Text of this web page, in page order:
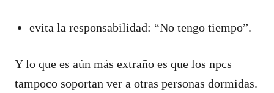
evita la responsabilidad: “No tengo tiempo”.
Y lo que es aún más extraño es que los npcs
tampoco soportan ver a otras personas dormidas.